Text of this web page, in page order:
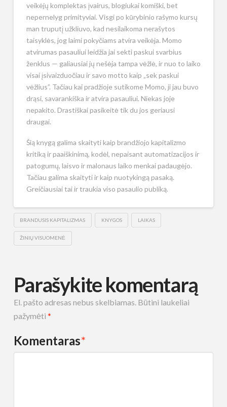
veikėjų komplektas įvairus, blogiukai komiški, bet
nepernelyg primityviai. Visgi po kūrybinio rašymo kursų
man truputį užkliuvo, kad nesilaikoma nerašytos
taisyklės, jog laimi pokyčiams atvira veikėja. Momo
atvirumas pasauliui leidžia jai sekti paskui svarbius
ženklus — galiausiai jų nešėja tampa vėžlė, ir nuo to laiko
visai įsivaizduočiau ir savo motto kaip „sek paskui
vėžlius”. Tačiau kai pradžioje sutikome Momo, ji jau buvo
drąsi, savarankiška ir atvira pasauliui. Niekas joje
nepakito. Drastiškai pasikeitė tik du jos geriausi
draugai.
Šią knygą galima skaityti kaip brandžiojo kapitalizmo
kritiką ir paaiškinimą, kodėl, nepaisant automatizacijos ir
patogumų, laisvo ir malonaus laiko menkai padaugėjo.
Tačiau galima skaityti ir kaip nuotykingą pasaką.
Greičiausiai tai ir traukia viso pasaulio publiką.
BRANDUSIS KAPITALIZMAS KNYGOS LAIKAS
ŽINIŲ VISUOMENĖ
Parašykite komentarą
El. pašto adresas nebus skelbiamas. Būtini laukeliai
pažymėti *
Komentaras*